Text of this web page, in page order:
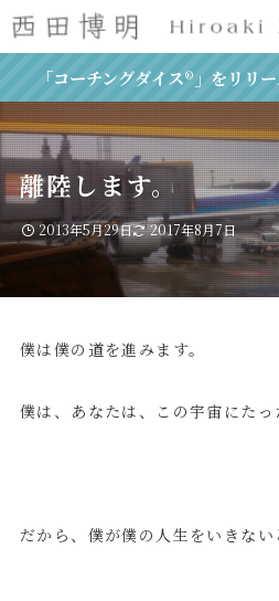
「コーチングダイス®」をリリ
離陸します。
2013年5月29日 2017年8月7日
僕は僕の道を進みます。
僕は、あなたは、この宇宙にたっ
だから、僕が僕の人生をいきない